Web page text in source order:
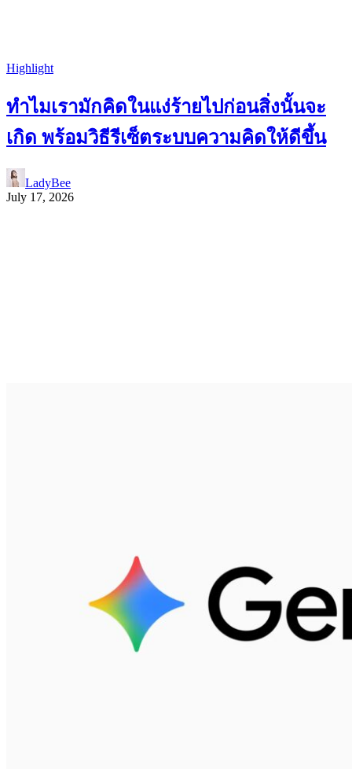
Highlight
ทำไมเรามักคิดในแง่ร้ายไปก่อนสิ่งนั้นจะ
เกิด พร้อมวิธีรีเซ็ตระบบความคิดให้ดีขึ้น
LadyBee
July 17, 2026